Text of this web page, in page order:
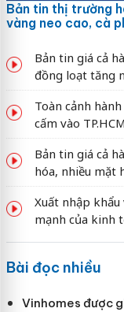
Bản tin thị trường
vàng neo cao, cà
Bản tin giá cả
đồng loạt tăng
Toàn cảnh
cấm vào TP.HCM
Bản tin giá cả
hóa, nhiều mặt
Xuất nhập
mạnh của kinh
Bài đọc nhiều
Vinhomes được